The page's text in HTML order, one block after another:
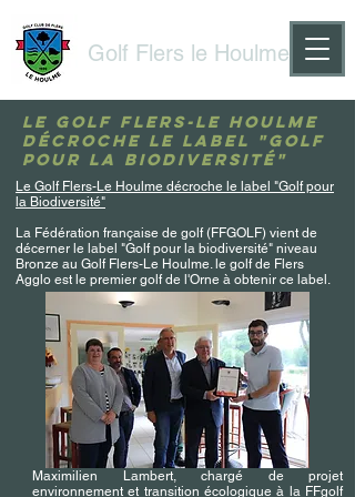
Golf Flers le Houlme
Le Golf Flers-Le Houlme
décroche le label "Golf
pour la Biodiversité"
Le Golf Flers-Le Houlme décroche le label "Golf pour
la Biodiversité"
La Fédération française de golf (FFGOLF) vient de
décerner le label "Golf pour la biodiversité" niveau
Bronze au Golf Flers-Le Houlme. le golf de Flers
Agglo est le premier golf de l'Orne à obtenir ce label.
Maximilien Lambert, chargé de projet
environnement et transition écologique à la FFgolf